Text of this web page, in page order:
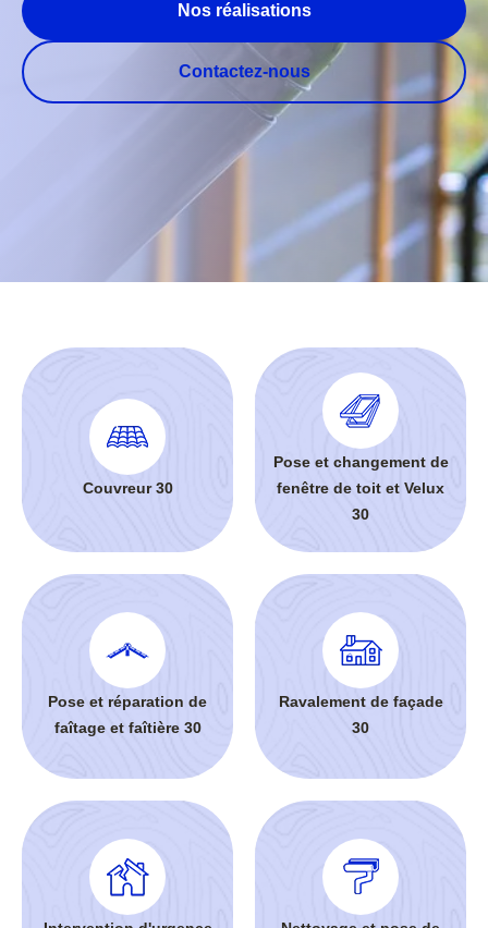
Nos réalisations
Contactez-nous
Couvreur 30
Pose et changement de
fenêtre de toit et Velux
30
Pose et réparation de
faîtage et faîtière 30
Ravalement de façade
30